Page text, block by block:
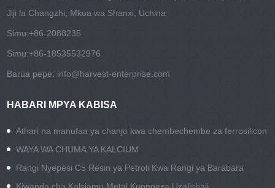
Jiji la Changzhi, Mkoa wa Shanxi, Uchina
Simu:+86-2088235
Simu:+86-18535532976
Barua pepe: info@harvest-enterprise.com
HABARI MPYA KABISA
Athari na manufaa ya chanjo kwa chembechembe za ferrosilicon
WAYA WA CHUMA YA KALCIUM
Rangi Nyepesi C5 Resin ya Petroli Kwa Rangi ya Barabara